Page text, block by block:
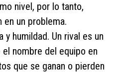
nivel, por lo tanto,
en un problema.
y humildad. Un rival es un
nombre del equipo en
que se ganan o pierden